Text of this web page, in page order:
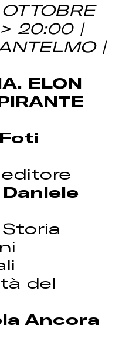
20:00 |
|
ELON
editore
Daniele
del
Ancora